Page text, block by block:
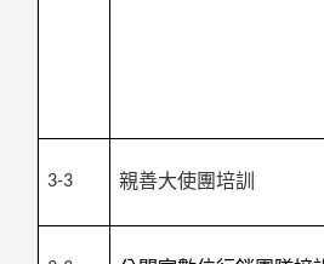
3-3 親善大使團培訓